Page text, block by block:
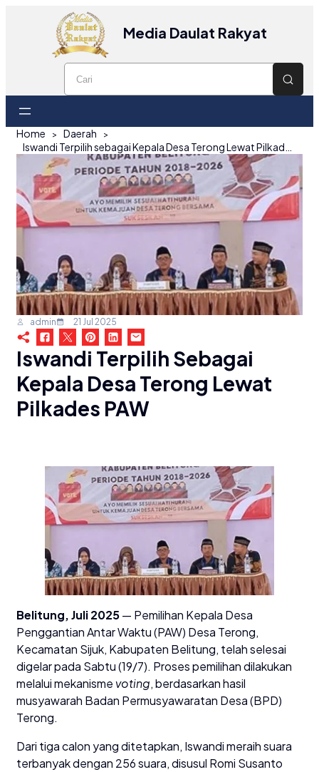
Media Daulat Rakyat
Home
Daerah
admin 21 Jul 2025
Iswandi Terpilih Sebagai
Kepala Desa Terong Lewat
Pilkades PAW
Belitung, Juli 2025— Pemilihan Kepala Desa
Penggantian Antar Waktu (PAW) Desa Terong,
Kecamatan Sijuk, Kabupaten Belitung, telah selesai
digelar pada Sabtu (19/7). Proses pemilihan dilakukan
melalui mekanismevoting, berdasarkan hasil
musyawarah Badan Permusyawaratan Desa (BPD)
Terong.
Dari tiga calon yang ditetapkan, Iswandi meraih suara
terbanyak dengan 256 suara, disusul Romi Susanto